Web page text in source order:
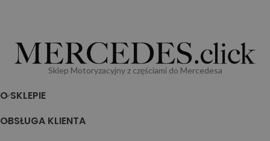
Sklep Motoryzacyjny z częściami do Mercedesa
O SKLEPIE
OBSŁUGA KLIENTA